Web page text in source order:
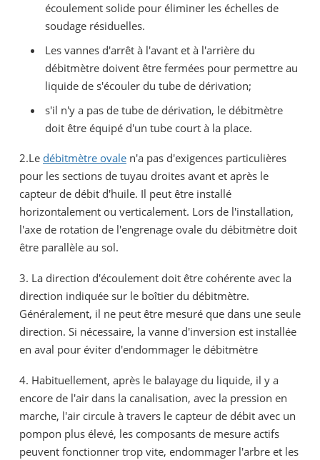
écoulement solide pour éliminer les échelles de
soudage résiduelles.
Les vannes d'arrêt à l'avant et à l'arrière du
débitmètre doivent être fermées pour permettre au
liquide de s'écouler du tube de dérivation;
s'il n'y a pas de tube de dérivation, le débitmètre
doit être équipé d'un tube court à la place.
2.Le débitmètre ovale n'a pas d'exigences particulières
pour les sections de tuyau droites avant et après le
capteur de débit d'huile. Il peut être installé
horizontalement ou verticalement. Lors de l'installation,
l'axe de rotation de l'engrenage ovale du débitmètre doit
être parallèle au sol.
3. La direction d'écoulement doit être cohérente avec la
direction indiquée sur le boîtier du débitmètre.
Généralement, il ne peut être mesuré que dans une seule
direction. Si nécessaire, la vanne d'inversion est installée
en aval pour éviter d'endommager le débitmètre
4. Habituellement, après le balayage du liquide, il y a
encore de l'air dans la canalisation, avec la pression en
marche, l'air circule à travers le capteur de débit avec un
pompon plus élevé, les composants de mesure actifs
peuvent fonctionner trop vite, endommager l'arbre et les